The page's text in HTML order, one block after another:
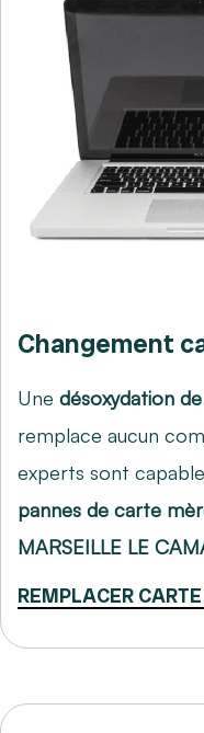
Changement
Une désoxydation
remplace aucun
experts sont
pannes de carte
MARSEILLE LE
REMPLACER